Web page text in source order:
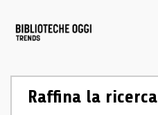
Raffina la ricerca